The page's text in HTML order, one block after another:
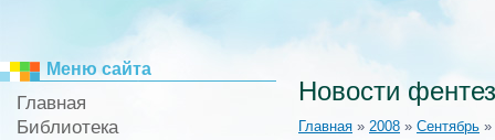
Меню сайта
Главная
Библиотека
Новости
Главная » 2008 » Сентябрь »